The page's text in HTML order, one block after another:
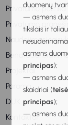
duomenų
— asmens
tikslais ir
asmens
principas);
— asmens
skaidriai (
principas);
— asmens
Privatumo politika
Privatumo
Naudojimosi
Projektai
Parama
DUK
Kontaktai